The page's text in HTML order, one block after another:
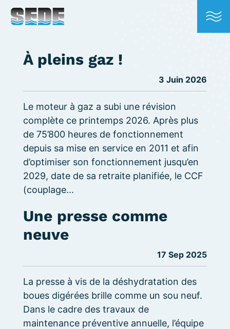
À pleins gaz !
3 Juin 2026
Le moteur à gaz a subi une révision
complète ce printemps 2026. Après plus
de 75’800 heures de fonctionnement
depuis sa mise en service en 2011 et afin
d’optimiser son fonctionnement jusqu’en
2029, date de sa retraite planifiée, le CCF
(couplage...
Une presse comme
neuve
17 Sep 2025
La presse à vis de la déshydratation des
boues digérées brille comme un sou neuf.
Dans le cadre des travaux de
maintenance préventive annuelle, l’équipe